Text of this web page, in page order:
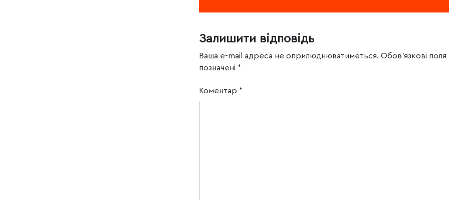
Залишити відповідь
Ваша e-mail адреса не оприлюднюватиметься. Обов’язкові поля
позначені *
Коментар *